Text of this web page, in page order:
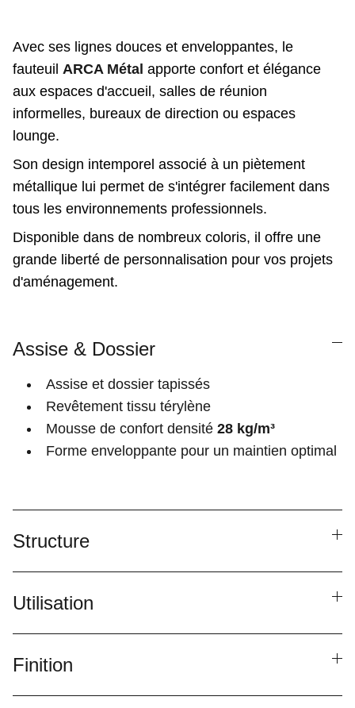
Avec ses lignes douces et enveloppantes, le
fauteuil ARCA Métal apporte confort et élégance
aux espaces d'accueil, salles de réunion
informelles, bureaux de direction ou espaces
lounge.
Son design intemporel associé à un piètement
métallique lui permet de s'intégrer facilement dans
tous les environnements professionnels.
Disponible dans de nombreux coloris, il offre une
grande liberté de personnalisation pour vos projets
d'aménagement.
Assise & Dossier
Assise et dossier tapissés
Revêtement tissu térylène
Mousse de confort densité 28 kg/m³
Forme enveloppante pour un maintien optimal
Structure
Utilisation
Finition